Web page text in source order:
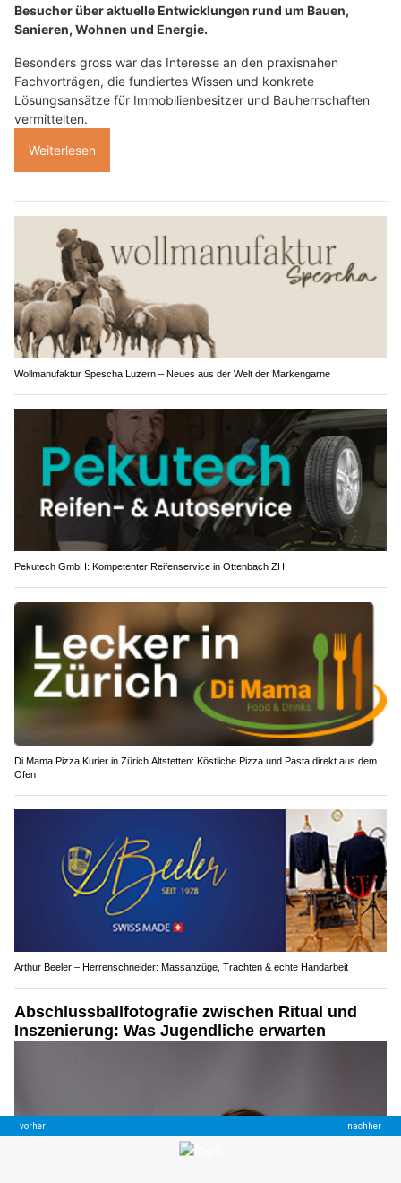
Besucher über aktuelle Entwicklungen rund um Bauen,
Sanieren, Wohnen und Energie.
Besonders gross war das Interesse an den praxisnahen
Fachvorträgen, die fundiertes Wissen und konkrete
Lösungsansätze für Immobilienbesitzer und Bauherrschaften
vermittelten.
Weiterlesen
Wollmanufaktur Spescha Luzern – Neues aus der Welt der Markengarne
Pekutech GmbH: Kompetenter Reifenservice in Ottenbach ZH
Di Mama Pizza Kurier in Zürich Altstetten: Köstliche Pizza und Pasta direkt aus dem
Ofen
Arthur Beeler – Herrenschneider: Massanzüge, Trachten & echte Handarbeit
Abschlussballfotografie zwischen Ritual und
Inszenierung: Was Jugendliche erwarten